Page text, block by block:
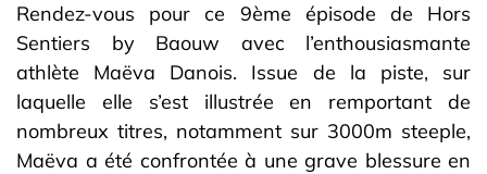
Rendez-vous pour ce 9ème épisode de Hors
Sentiers by Baouw avec l’enthousiasmante
athlète Maëva Danois. Issue de la piste, sur
laquelle elle s’est illustrée en remportant de
nombreux titres, notamment sur 3000m steeple,
Maëva a été confrontée à une grave blessure en